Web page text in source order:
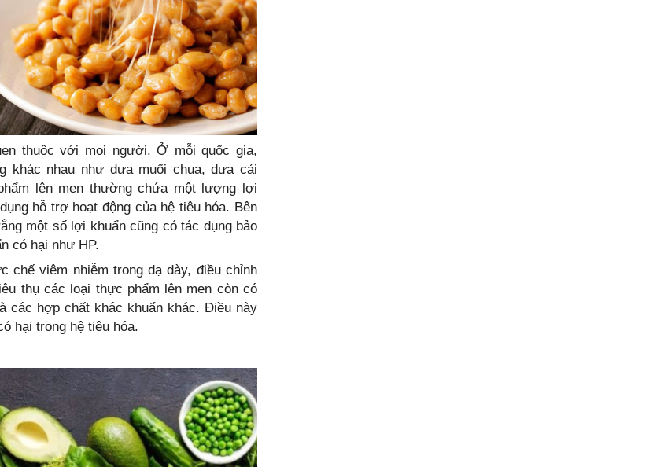
thuộc với mọi người. Ở mỗi quốc gia,
khác nhau như dưa muối chua, dưa cải
lên men thường chứa một lượng lợi
hỗ trợ hoạt động của hệ tiêu hóa. Bên
một số lợi khuẩn cũng có tác dụng bảo
có hại như HP.
chế viêm nhiễm trong dạ dày, điều chỉnh
thụ các loại thực phẩm lên men còn có
các hợp chất khác khuẩn khác. Điều này
hại trong hệ tiêu hóa.